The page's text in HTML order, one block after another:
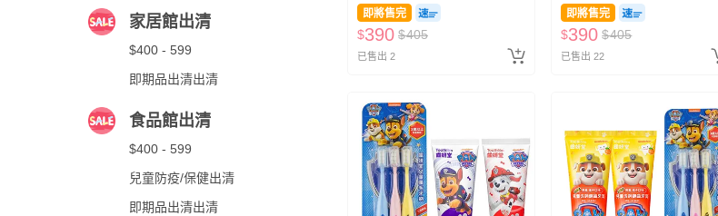
家居館出清
$400 - 599
即期品出清出清
食品館出清
$400 - 599
兒童防疫/保健出清
即期品出清出清
即將售完
$390 $405
已售出 2
無氟
即將售完
$390 $405
已售出 22